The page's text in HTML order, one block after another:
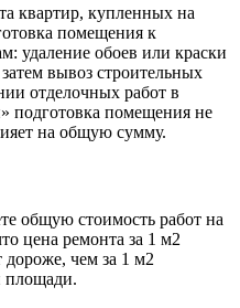
квартир, купленных на
помещения к
удаление обоев или краски
вывоз строительных
отделочных работ в
подготовка помещения не
на общую сумму.
общую стоимость работ на
цена ремонта за 1 м2
дороже, чем за 1 м2
площади.